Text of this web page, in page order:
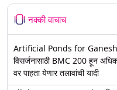
नक्की वाचाच
Artificial Ponds for
विसर्जनासाठी BMC 200 हून
वर पाहता येणार तलावांची यादी